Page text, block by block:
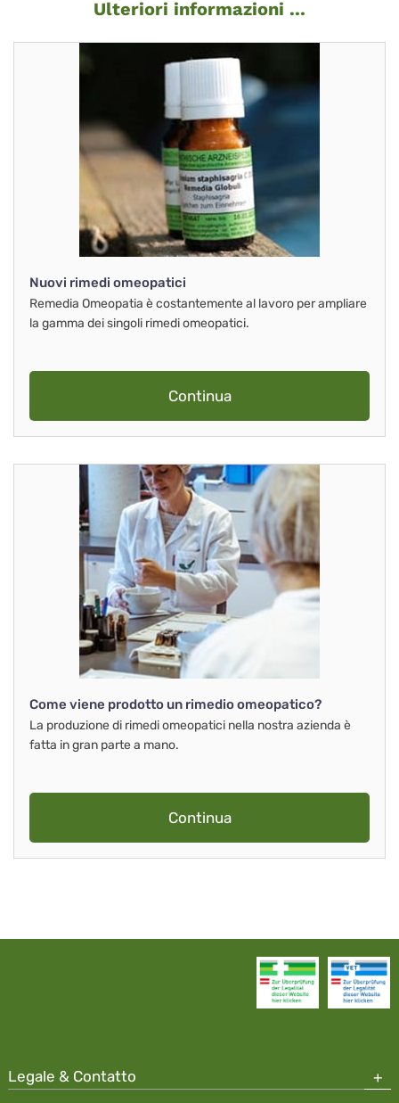
Ulteriori informazioni ...
Nuovi rimedi omeopatici
Remedia Omeopatia è costantemente al lavoro per ampliare
la gamma dei singoli rimedi omeopatici.
Continua
Come viene prodotto un rimedio omeopatico?
La produzione di rimedi omeopatici nella nostra azienda è
fatta in gran parte a mano.
Continua
Legale & Contatto